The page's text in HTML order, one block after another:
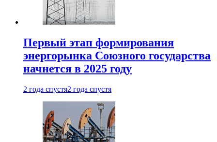
Первый этап формирования
энергорынка Союзного государства
начнется в 2025 году
2 года спустя2 года спустя